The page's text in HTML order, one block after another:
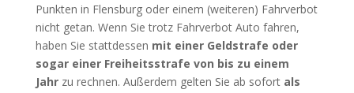
Punkten in Flensburg oder einem (weiteren) Fahrverbot
nicht getan. Wenn Sie trotz Fahrverbot Auto fahren,
haben Sie stattdessen mit einer Geldstrafe oder
sogar einer Freiheitsstrafe von bis zu einem
Jahrzu rechnen. Außerdem gelten Sie ab sofort als